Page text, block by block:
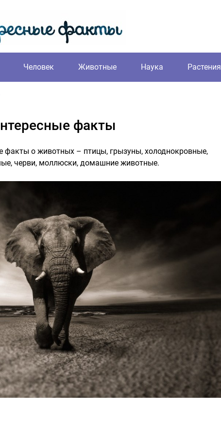
Человек Животные Наука Растения
факты
факты о животных – птицы, грызуны, холоднокровные,
черви, моллюски, домашние животные.